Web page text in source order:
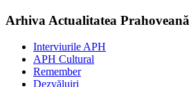
Arhiva Actualitatea Prahoveană
Interviurile APH
APH Cultural
Remember
Dezvăluiri